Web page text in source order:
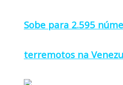
Sobe para 2.595
terremotos na